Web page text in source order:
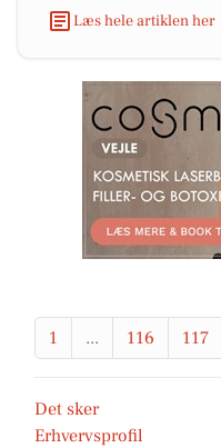
Læs hele artiklen her
1 ... 116 117
Det sker
Erhvervsprofil